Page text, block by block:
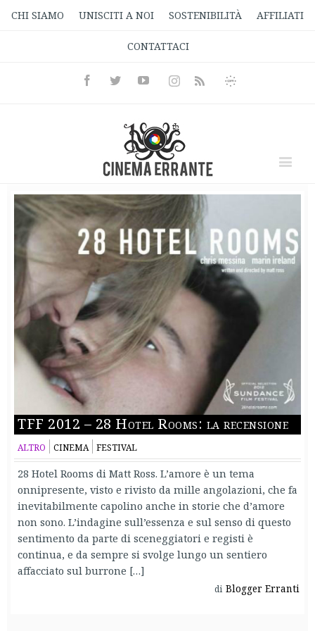
CHI SIAMO UNISCITI A NOI SOSTENIBILITÀ AFFILIATI
CONTATTACI
FacebookTwitterYoutubeInstagramRss
Informativa
TFF 2012 – 28 Hotel Rooms: la recensione
ALTRO CINEMA FESTIVAL
28 Hotel Rooms di Matt Ross. L’amore è un tema
onnipresente, visto e rivisto da mille angolazioni, che fa
inevitabilmente capolino anche in storie che d’amore
non sono. L’indagine sull’essenza e sul senso di questo
sentimento da parte di sceneggiatori e registi è
continua, e da sempre si svolge lungo un sentiero
affacciato sul burrone […]
di Blogger Erranti